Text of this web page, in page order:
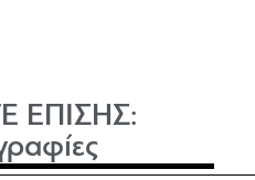
ΕΠΙΣΗΣ: